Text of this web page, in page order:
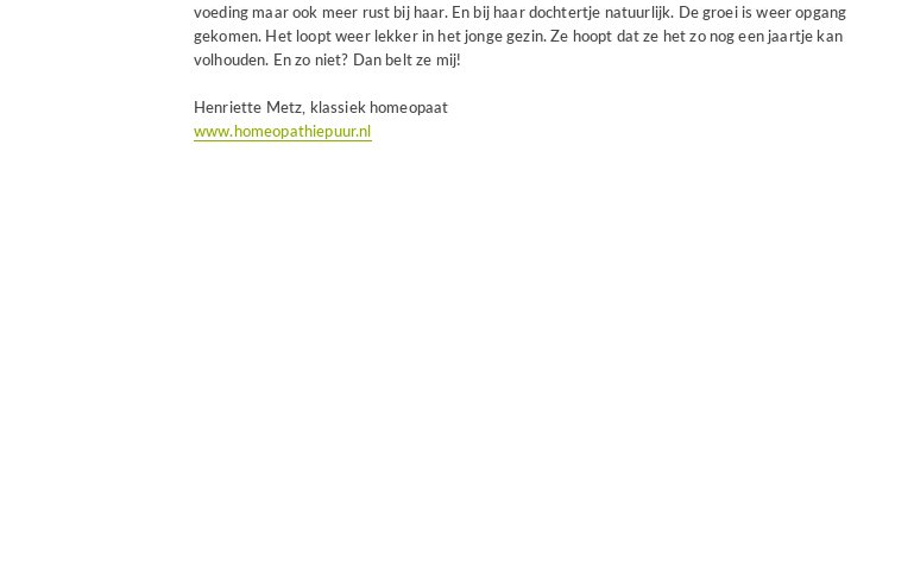
voeding maar ook meer rust bij haar. En bij haar dochtertje natuurlijk. De groei is weer opgang
gekomen. Het loopt weer lekker in het jonge gezin. Ze hoopt dat ze het zo nog een jaartje kan
volhouden. En zo niet? Dan belt ze mij!
Henriette Metz, klassiek homeopaat
www.homeopathiepuur.nl